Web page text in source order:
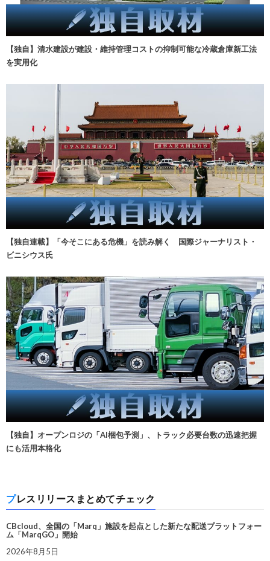
【独自】清水建設が建設・維持管理コストの抑制可能な冷蔵倉庫新工法
を実用化
【独自連載】「今そこにある危機」を読み解く 国際ジャーナリスト・
ビニシウス氏
【独自】オープンロジの「AI梱包予測」、トラック必要台数の迅速把握
にも活用本格化
プレスリリースまとめてチェック
CBcloud、全国の「Marq」施設を起点とした新たな配送プラットフォー
ム「MarqGO」開始
2026年8月5日